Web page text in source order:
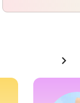
chevron_right